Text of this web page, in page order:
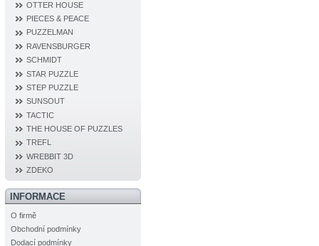
OTTER HOUSE
PIECES & PEACE
PUZZELMAN
RAVENSBURGER
SCHMIDT
STAR PUZZLE
STEP PUZZLE
SUNSOUT
TACTIC
THE HOUSE OF PUZZLES
TREFL
WREBBIT 3D
ZDEKO
INFORMACE
O firmě
Obchodní podmínky
Dodací podmínky